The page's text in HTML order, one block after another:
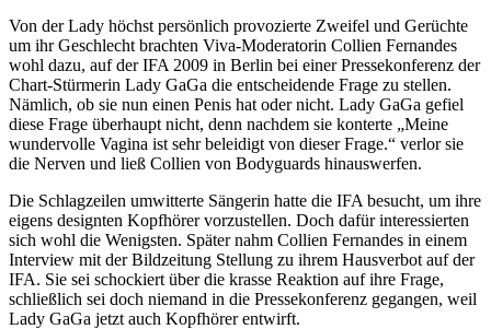
Von der Lady höchst persönlich provozierte Zweifel und Gerüchte
um ihr Geschlecht brachten Viva-Moderatorin Collien Fernandes
wohl dazu, auf der IFA 2009 in Berlin bei einer Pressekonferenz der
Chart-Stürmerin Lady GaGa die entscheidende Frage zu stellen.
Nämlich, ob sie nun einen Penis hat oder nicht. Lady GaGa gefiel
diese Frage überhaupt nicht, denn nachdem sie konterte „Meine
wundervolle Vagina ist sehr beleidigt von dieser Frage.“ verlor sie
die Nerven und ließ Collien von Bodyguards hinauswerfen.
Die Schlagzeilen umwitterte Sängerin hatte die IFA besucht, um ihre
eigens designten Kopfhörer vorzustellen. Doch dafür interessierten
sich wohl die Wenigsten. Später nahm Collien Fernandes in einem
Interview mit der Bildzeitung Stellung zu ihrem Hausverbot auf der
IFA. Sie sei schockiert über die krasse Reaktion auf ihre Frage,
schließlich sei doch niemand in die Pressekonferenz gegangen, weil
Lady GaGa jetzt auch Kopfhörer entwirft.